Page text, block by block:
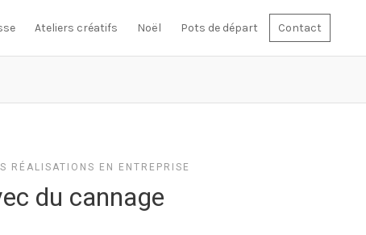
Ateliers créatifs Noël Pots de départ Contact
RÉALISATIONS EN ENTREPRISE
du cannage